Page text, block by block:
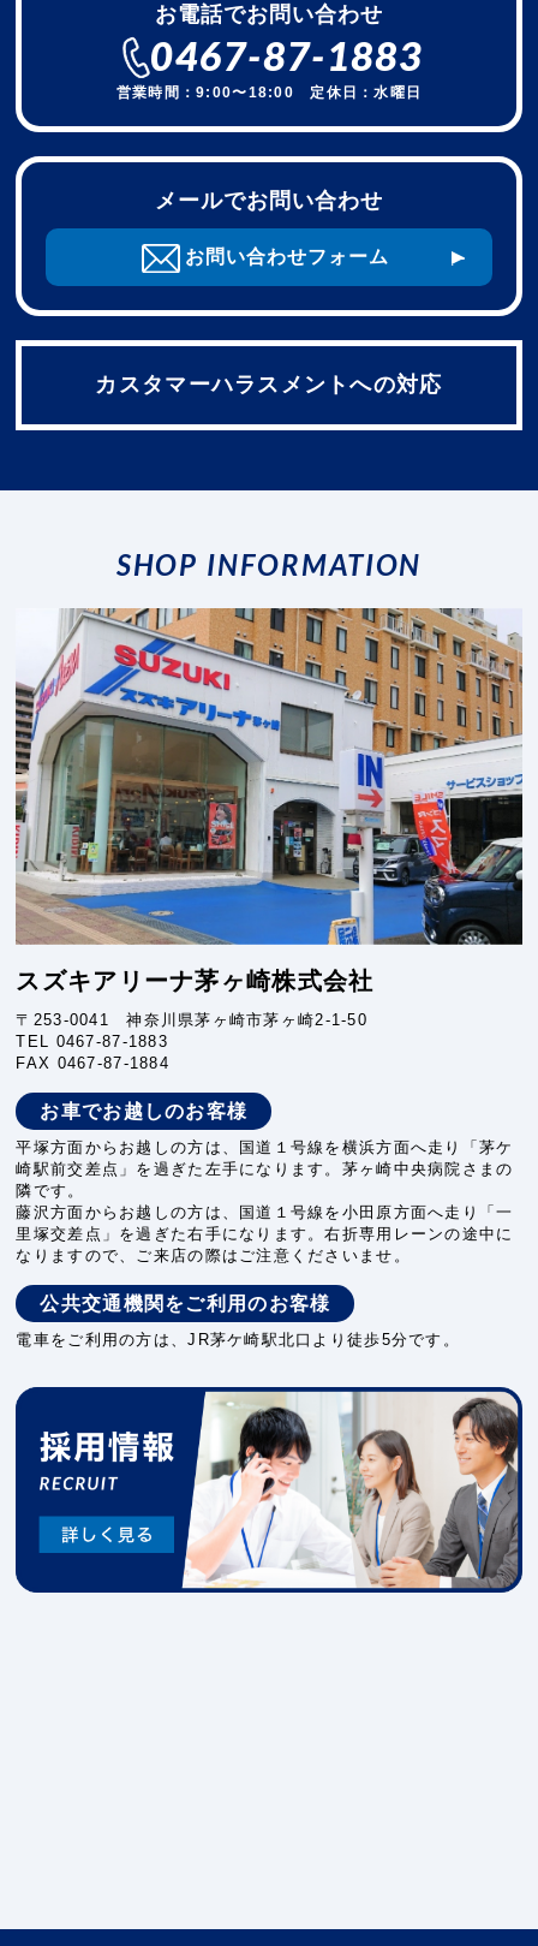
お電話でお問い合わせ
0467-87-1883
営業時間：9:00〜18:00 定休日：水曜日
メールでお問い合わせ
お問い合わせフォーム
カスタマーハラスメントへの対応
SHOP INFORMATION
スズキアリーナ茅ヶ崎株式会社
〒253-0041 神奈川県茅ヶ崎市茅ヶ崎2-1-50
TEL 0467-87-1883
FAX 0467-87-1884
お車でお越しのお客様
平塚方面からお越しの方は、国道１号線を横浜方面へ走り「茅ケ
崎駅前交差点」を過ぎた左手になります。茅ヶ崎中央病院さまの
隣です。
藤沢方面からお越しの方は、国道１号線を小田原方面へ走り「一
里塚交差点」を過ぎた右手になります。右折専用レーンの途中に
なりますので、ご来店の際はご注意くださいませ。
公共交通機関をご利用のお客様
電車をご利用の方は、JR茅ケ崎駅北口より徒歩5分です。